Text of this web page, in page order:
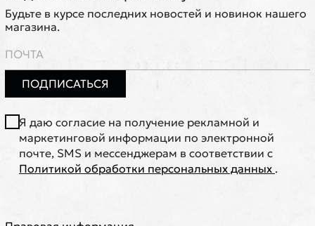
Будьте в курсе последних новостей и новинок нашего
магазина.
ПОДПИСАТЬСЯ
Я даю согласие на получение рекламной и
маркетинговой информации по электронной
почте, SMS и мессенджерам в соответствии с
Политикой обработки персональных данных .